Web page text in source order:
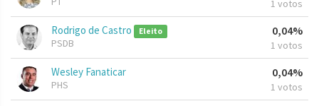
1 votos
Rodrigo de Castro Eleito
PSDB
0,04%
1 votos
Wesley Fanaticar
PHS
0,04%
1 votos